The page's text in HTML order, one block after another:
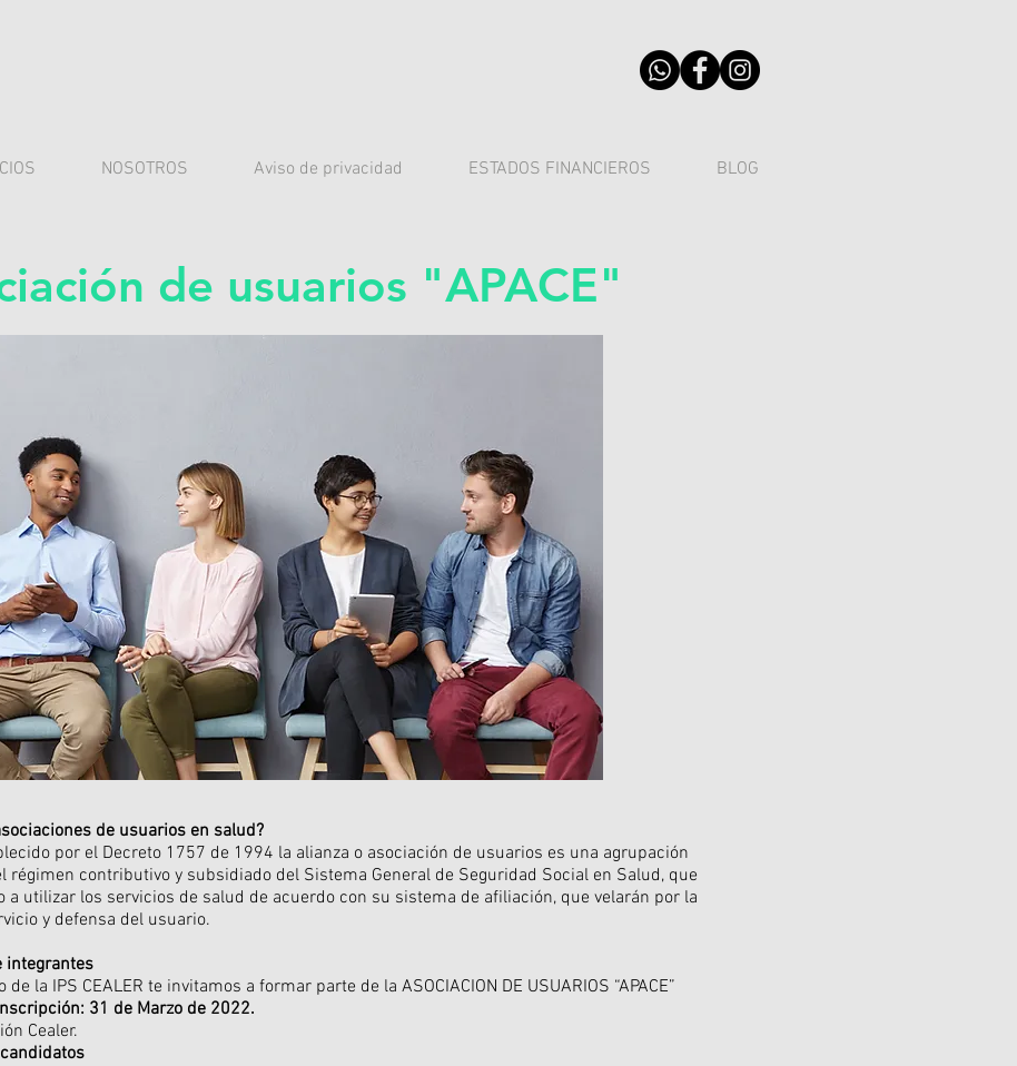
NOSOTROS Aviso de privacidad ESTADOS FINANCIEROS BLOG
de usuarios "APACE"
de usuarios en salud?
por el Decreto 1757 de 1994 la alianza o asociación de usuarios es una agrupación
régimen contributivo y subsidiado del Sistema General de Seguridad Social en Salud, que
a utilizar los servicios de salud de acuerdo con su sistema de afiliación, que velarán por la
y defensa del usuario.
integrantes
la IPS CEALER te invitamos a formar parte de la ASOCIACION DE USUARIOS “APACE”
31 de Marzo de 2022.
Cealer.